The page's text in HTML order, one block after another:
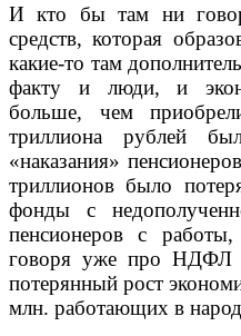
И кто бы там ни
средств, которая
какие-то там
факту и люди, и
больше, чем
триллиона рублей
«наказания»
триллионов было
фонды с
пенсионеров с
говоря уже про НДФЛ
потерянный рост
млн. работающих в